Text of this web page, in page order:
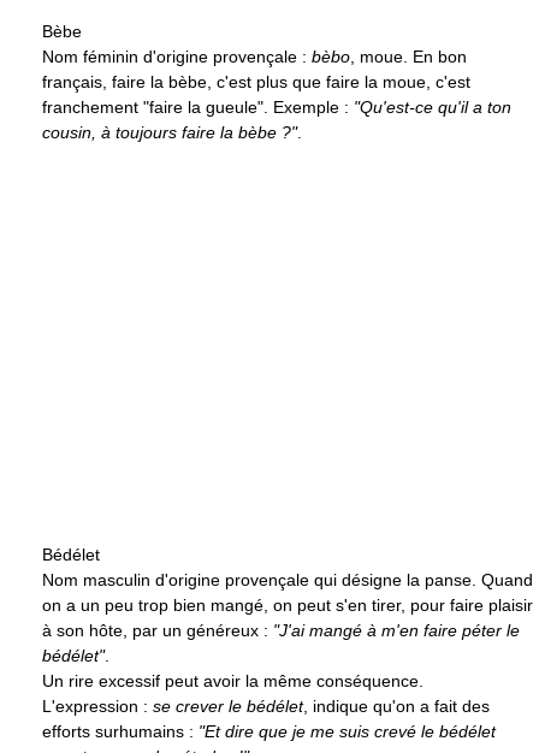
Bèbe
Nom féminin d'origine provençale : bèbo, moue. En bon
français, faire la bèbe, c'est plus que faire la moue, c'est
franchement "faire la gueule". Exemple : "Qu'est-ce qu'il a ton
cousin, à toujours faire la bèbe ?".
Bédélet
Nom masculin d'origine provençale qui désigne la panse. Quand
on a un peu trop bien mangé, on peut s'en tirer, pour faire plaisir
à son hôte, par un généreux : "J'ai mangé à m'en faire péter le
bédélet".
Un rire excessif peut avoir la même conséquence.
L'expression : se crever le bédélet, indique qu'on a fait des
efforts surhumains : "Et dire que je me suis crevé le bédélet